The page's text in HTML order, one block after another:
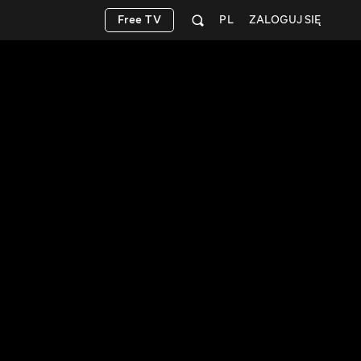
ZALOGUJ SIĘ
PL
Free TV